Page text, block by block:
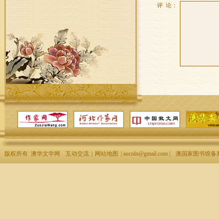
评 论：
版权所有 澳华文学网 互动交流 网站地图 | aucnln@gmail.com | 澳国家图书馆备